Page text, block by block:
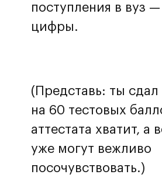
поступления в вуз
цифры.
(Представь: ты сдал
на 60 тестовых
аттестата хватит, а
уже могут вежливо
посочувствовать.)